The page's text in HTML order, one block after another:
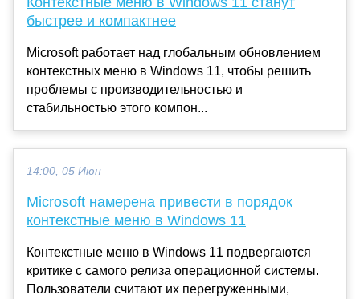
быстрее и компактнее
Microsoft работает над глобальным обновлением
контекстных меню в Windows 11, чтобы решить
проблемы с производительностью и
стабильностью этого компон...
14:00, 05 Июн
Microsoft намерена привести в порядок
контекстные меню в Windows 11
Контекстные меню в Windows 11 подвергаются
критике с самого релиза операционной системы.
Пользователи считают их перегруженными,